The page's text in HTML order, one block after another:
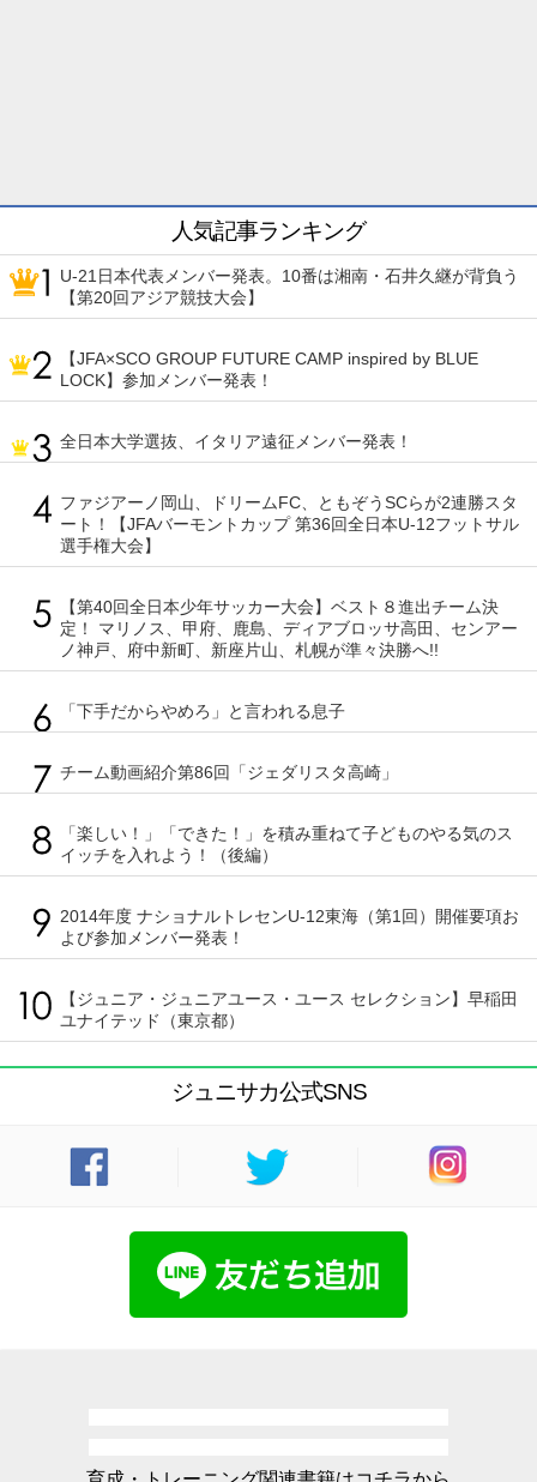
人気記事ランキング
U-21日本代表メンバー発表。10番は湘南・石井久継が背負う
【第20回アジア競技大会】
【JFA×SCO GROUP FUTURE CAMP inspired by BLUE
LOCK】参加メンバー発表！
全日本大学選抜、イタリア遠征メンバー発表！
ファジアーノ岡山、ドリームFC、ともぞうSCらが2連勝スタ
ート！【JFAバーモントカップ 第36回全日本U-12フットサル
選手権大会】
【第40回全日本少年サッカー大会】ベスト８進出チーム決
定！ マリノス、甲府、鹿島、ディアブロッサ高田、センアー
ノ神戸、府中新町、新座片山、札幌が準々決勝へ!!
「下手だからやめろ」と言われる息子
チーム動画紹介第86回「ジェダリスタ高崎」
「楽しい！」「できた！」を積み重ねて子どものやる気のス
イッチを入れよう！（後編）
2014年度 ナショナルトレセンU-12東海（第1回）開催要項お
よび参加メンバー発表！
【ジュニア・ジュニアユース・ユース セレクション】早稲田
ユナイテッド（東京都）
ジュニサカ公式SNS